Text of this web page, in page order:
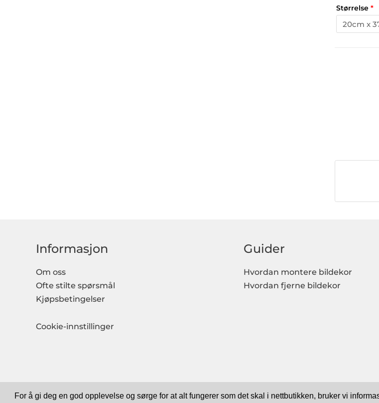
For å gi deg en god opplevelse og sørge for at alt fungerer som det skal i nettbutikken, bruker vi
Størrelse *
Informasjon
Om oss
Ofte stilte spørsmål
Kjøpsbetingelser
Cookie-innstillinger
Guider
Hvordan montere bildekor
Hvordan fjerne bildekor